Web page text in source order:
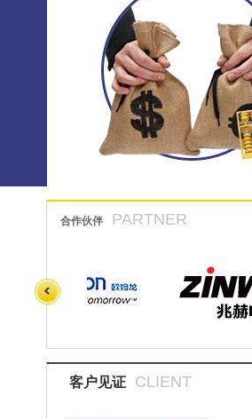
合作伙伴 PARTNER
客户见证 CLIENT